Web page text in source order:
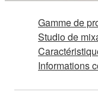
Gamme de
Studio de
Informations